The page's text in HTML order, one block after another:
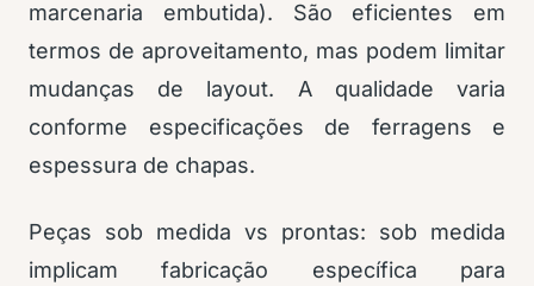
marcenaria embutida). São eficientes em
termos de aproveitamento, mas podem limitar
mudanças de layout. A qualidade varia
conforme especificações de ferragens e
espessura de chapas.
Peças sob medida vs prontas: sob medida
implicam fabricação específica para